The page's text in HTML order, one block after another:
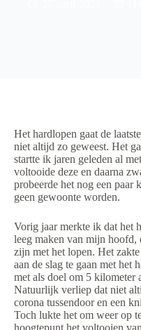
Het hardlopen gaat de
niet altijd zo geweest. Het
startte ik jaren geleden al
voltooide deze en daarna
probeerde het nog een paar
geen gewoonte worden.
Vorig jaar merkte ik dat het
leeg maken van mijn hoofd,
zijn met het lopen. Het
aan de slag te gaan met het
met als doel om 5 kilometer
Natuurlijk verliep dat niet
corona tussendoor en een
Toch lukte het om weer op
hoogtepunt het voltooien